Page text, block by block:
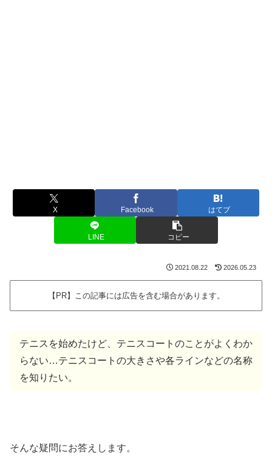
X Facebook はてブ
LINE コピー
2021.08.22 2026.05.23
【PR】この記事には広告を含む場合があります。
テニスを始めたけど、テニスコートのことがよくわか
らない…テニスコートの大きさや各ラインなどの名称
を知りたい。
そんな疑問にお答えします。